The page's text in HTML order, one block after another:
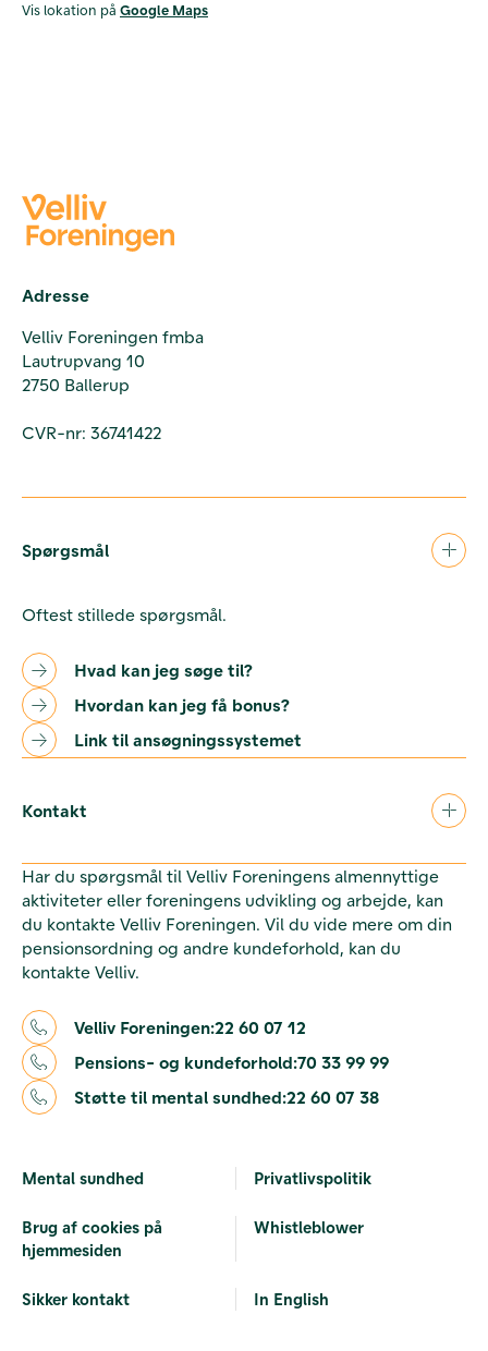
Vis lokation på Google Maps
Adresse
Velliv Foreningen fmba
Lautrupvang 10
2750 Ballerup
CVR-nr: 36741422
Spørgsmål
Oftest stillede spørgsmål.
Hvad kan jeg søge til?
Hvordan kan jeg få bonus?
Link til ansøgningssystemet
Kontakt
Har du spørgsmål til Velliv Foreningens almennyttige
aktiviteter eller foreningens udvikling og arbejde, kan
du kontakte Velliv Foreningen. Vil du vide mere om din
pensionsordning og andre kundeforhold, kan du
kontakte Velliv.
Velliv Foreningen:22 60 07 12
Pensions- og kundeforhold:70 33 99 99
Støtte til mental sundhed:22 60 07 38
Mental sundhed Privatlivspolitik
Brug af cookies på
hjemmesiden
Whistleblower
Sikker kontakt In English